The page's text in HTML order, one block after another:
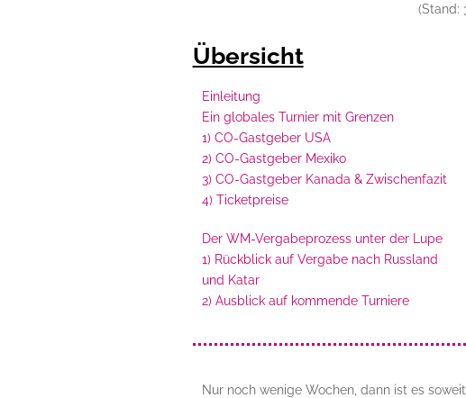
(Stand:
Übersicht
Einleitung
Ein globales Turnier mit Grenzen
1) CO-Gastgeber USA
2) CO-Gastgeber Mexiko
3) CO-Gastgeber Kanada & Zwischenfazit
4) Ticketpreise
Der WM-Vergabeprozess unter der Lupe
1) Rückblick auf Vergabe nach Russland
und Katar
2) Ausblick auf kommende Turniere
Nur noch wenige Wochen, dann ist es